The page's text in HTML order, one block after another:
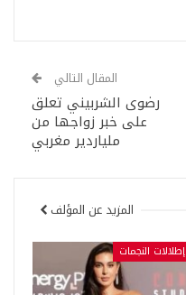
المقال التالي
رضوى الشربيني تعلق
على خبر زواجها من
ملياردير مغربي
المزيد عن المؤلف
إطلالات النجمات